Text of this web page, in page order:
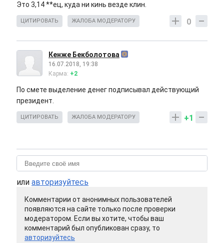
Это 3,14 **ец, куда ни кинь везде клин.
0
ЦИТИРОВАТЬ ЖАЛОБА МОДЕРАТОРУ
Кенже Бекболотова
16.07.2018, 19:38
Карма: +2
По смете выделение денег подписывал действующий
президент.
+1
ЦИТИРОВАТЬ ЖАЛОБА МОДЕРАТОРУ
или авторизуйтесь
Комментарии от анонимных пользователей
появляются на сайте только после проверки
модератором. Если вы хотите, чтобы ваш
комментарий был опубликован сразу, то
авторизуйтесь